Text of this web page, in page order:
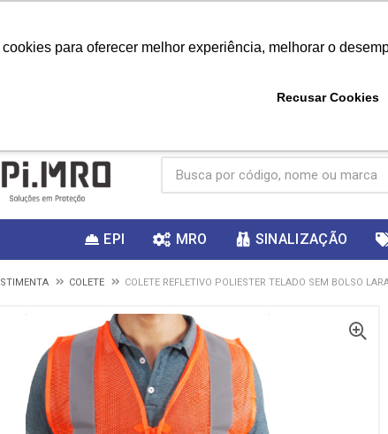
para oferecer melhor experiência, melhorar o
Recusar Cookies
ganhar
EPI MRO SINALIZAÇÃO
COLETE COLETE REFLETIVO POLIESTER TELADO SEM BOLSO